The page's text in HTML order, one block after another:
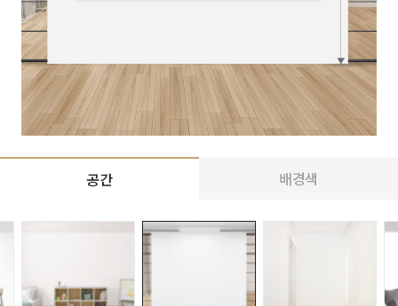
공간 배경색